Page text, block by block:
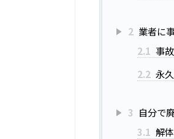
2 業者に
2.1 事
2.2 永
3 自分で
3.1 解